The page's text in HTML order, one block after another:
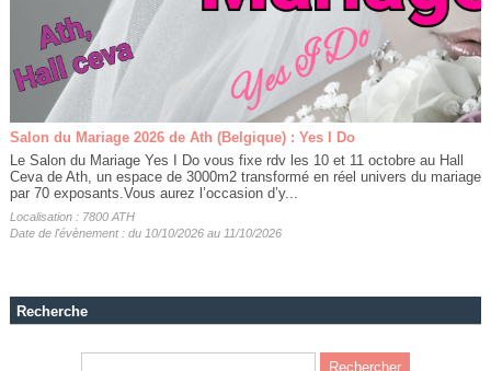
Salon du Mariage 2026 de Ath (Belgique) : Yes I Do
Le Salon du Mariage Yes I Do vous fixe rdv les 10 et 11 octobre au Hall
Ceva de Ath, un espace de 3000m2 transformé en réel univers du mariage
par 70 exposants.Vous aurez l’occasion d’y...
Localisation : 7800 ATH
Date de l'évènement : du 10/10/2026 au 11/10/2026
Recherche